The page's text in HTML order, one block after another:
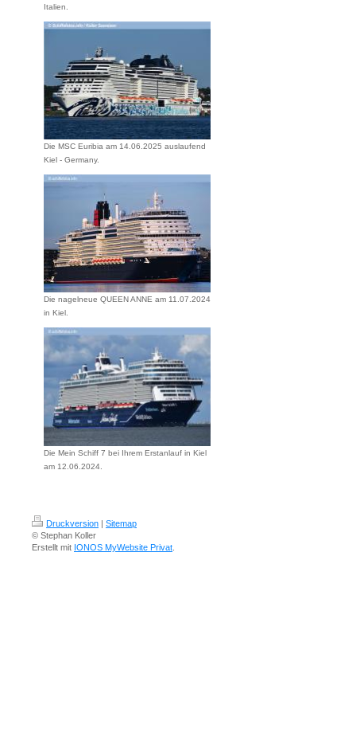
Italien.
Die MSC Euribia am 14.06.2025 auslaufend
Kiel - Germany.
Die nagelneue QUEEN ANNE am 11.07.2024
in Kiel.
Die Mein Schiff 7 bei Ihrem Erstanlauf in Kiel
am 12.06.2024.
Druckversion | Sitemap
© Stephan Koller
Erstellt mit IONOS MyWebsite Privat